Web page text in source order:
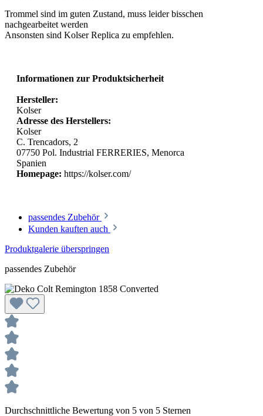
Trommel sind im guten Zustand, muss leider bisschen
nachgearbeitet werden
Ansonsten sind Kolser Replica zu empfehlen.
Informationen zur Produktsicherheit
Hersteller:
Kolser
Adresse des Herstellers:
Kolser
C. Trencadors, 2
07750 Pol. Industrial FERRERIES, Menorca
Spanien
Homepage: https://kolser.com/
passendes Zubehör
Kunden kauften auch
Produktgalerie überspringen
passendes Zubehör
Durchschnittliche Bewertung von 5 von 5 Sternen